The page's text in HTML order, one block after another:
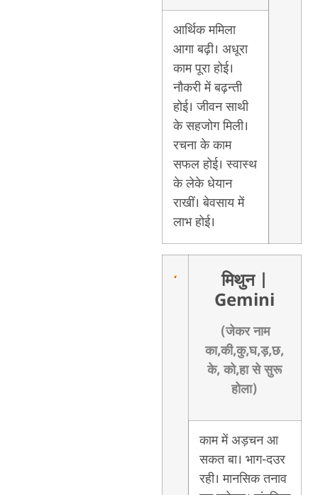
आर्थिक ममिला
आगा बढ़ी। अधूरा
काम पूरा होई।
नौकरी में बढ़न्ती
होई। जीवन साथी
के सहजोग मिली।
रचना के काम
सफल होई। स्वास्थ
के लेके धेयान
राखीं। बेवसाय में
लाभ होई।
मिथुन
Gemini
(जेकर नाम
का,की,कु,घ,ड़,छ,
के, को,हा से सुरू
होला)
काम में अड़चन आ
सकत बा। भाग-दउर
रही। मानसिक तनाव